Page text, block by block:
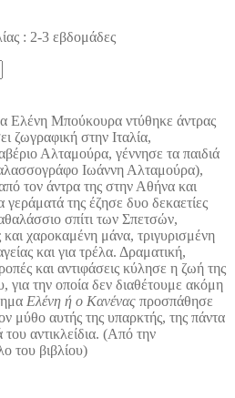
: 2-3 εβδομάδες
Ελένη Μπούκουρα ντύθηκε άντρας
ζωγραφική στην Ιταλία,
Αλταμούρα, γέννησε τα παιδιά
Ιωάννη Αλταμούρα),
τον άντρα της στην Αθήνα και
της έζησε δυο δεκαετίες
σπίτι των Σπετσών,
χαροκαμένη μάνα, τριγυρισμένη
και για τρέλα. Δραματική,
και αντιφάσεις κύλησε η ζωή της
την οποία δεν διαθέτουμε ακόμη
Ελένη ή ο Κανένας προσπάθησε
μύθο αυτής της υπαρκτής, της πάντα
του αντικλείδια. (Από την
του βιβλίου)